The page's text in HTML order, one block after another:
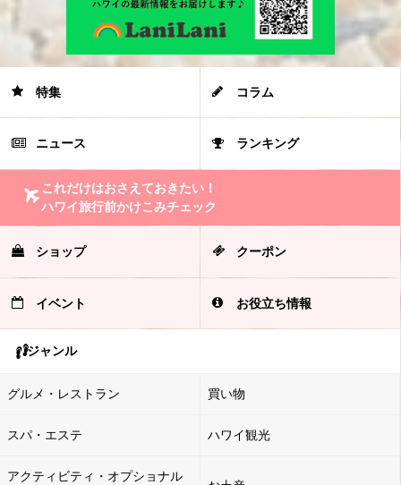
特集 コラム
ニュース ランキング
これだけはおさえておきたい！
ハワイ旅行前かけこみチェック
ショップ クーポン
イベント お役立ち情報
ジャンル
グルメ・レストラン 買い物
スパ・エステ ハワイ観光
アクティビティ・オプショナル